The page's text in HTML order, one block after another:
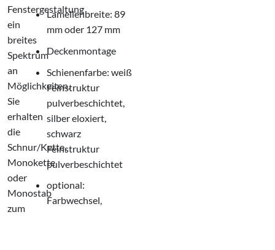
Fenstergestaltung
ein
breites
Spektrum
an
Möglichkeiten.
Sie
erhalten
die
Schnur/Kette,
Monokette
oder
Monostab
zum
Lamellenbreite: 89
mm oder 127 mm
Deckenmontage
Schienenfarbe: weiß
Feinstruktur
pulverbeschichtet,
silber eloxiert,
schwarz
Feinstruktur
pulverbeschichtet
optional:
Farbwechsel,